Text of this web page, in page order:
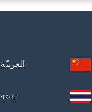
العربيّة
বাংলা